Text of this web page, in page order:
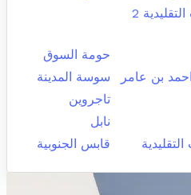
شركة الفاطميين للصناعات التقليدية 2
حومة السوق
بن عامر
سوسة المدينة
تاجروين
نابل
قابس الجنوبية